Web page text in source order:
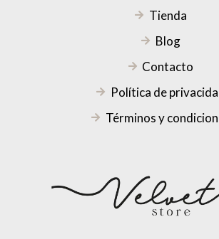
Tienda
Blog
Contacto
Política de
Términos y